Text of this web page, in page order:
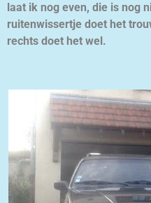
laat ik nog even, die is nog
ruitenwissertje doet het
rechts doet het wel.